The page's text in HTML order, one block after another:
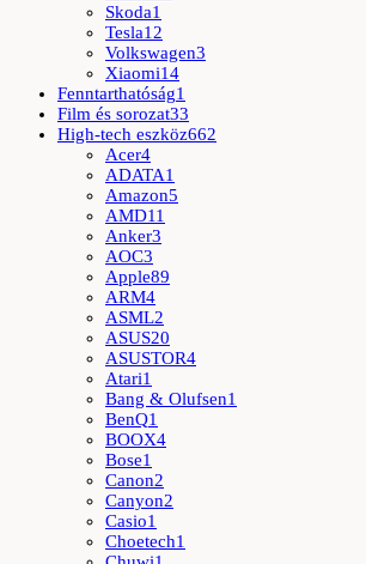
Skoda1
Tesla12
Volkswagen3
Xiaomi14
Fenntarthatóság1
Film és sorozat33
High-tech eszköz662
Acer4
ADATA1
Amazon5
AMD11
Anker3
AOC3
Apple89
ARM4
ASML2
ASUS20
ASUSTOR4
Atari1
Bang & Olufsen1
BenQ1
BOOX4
Bose1
Canon2
Canyon2
Casio1
Choetech1